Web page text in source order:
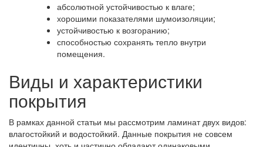
абсолютной устойчивостью к влаге;
хорошими показателями шумоизоляции;
устойчивостью к возгоранию;
способностью сохранять тепло внутри
помещения.
Виды и характеристики
покрытия
В рамках данной статьи мы рассмотрим ламинат двух видов:
влагостойкий и водостойкий. Данные покрытия не совсем